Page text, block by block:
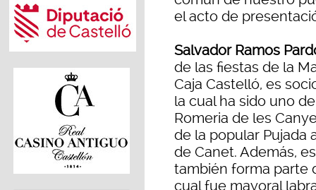
el acto de
Salvador Ramos
de las fiestas de la
Caja Castelló, es
la cual ha sido uno
Romeria de les
de la popular Pujada
de Canet. Además,
también forma parte
cual fue mayoral